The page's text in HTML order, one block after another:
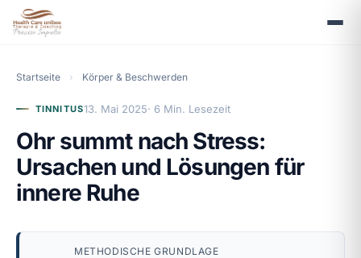
Startseite › Körper & Beschwerden
TINNITUS13. Mai 2025· 6 Min. Lesezeit
Ohr summt nach Stress:
Ursachen und Lösungen für
innere Ruhe
METHODISCHE GRUNDLAGE